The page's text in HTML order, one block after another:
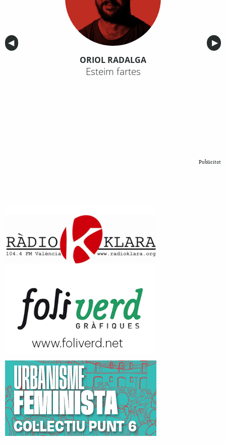
Anterior
◀︎ ▶︎
ORIOL RADALGA
Esteim fartes
Publicitat